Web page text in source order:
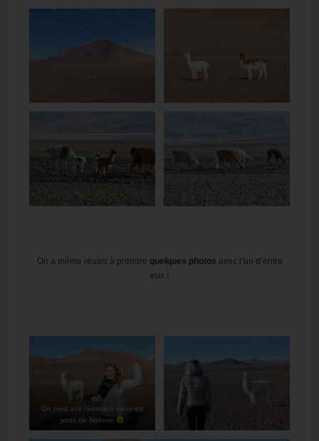
On a même réussi à prendre quelques photos avec l’un d’entre
eux !
On peut voir l’émotion dans les
yeux de Noémie